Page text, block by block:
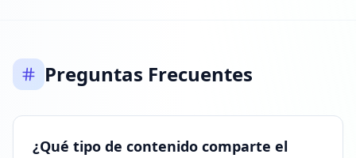
Preguntas Frecuentes
¿Qué tipo de contenido comparte el